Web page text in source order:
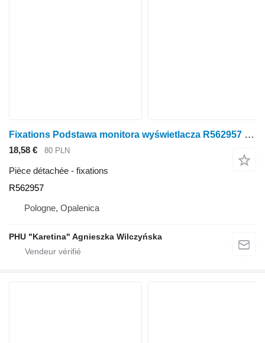
Fixations Podstawa monitora wyświetlacza R562957 pour tracteur à roues John Deere seria 6000 7000 8000 R
18,58 € 80 PLN
Pièce détachée - fixations
R562957
Pologne, Opalenica
PHU "Karetina" Agnieszka Wilczyńska